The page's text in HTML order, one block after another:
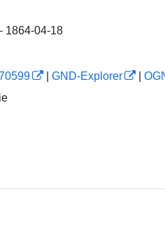
1864-04-18
GND-Explorer